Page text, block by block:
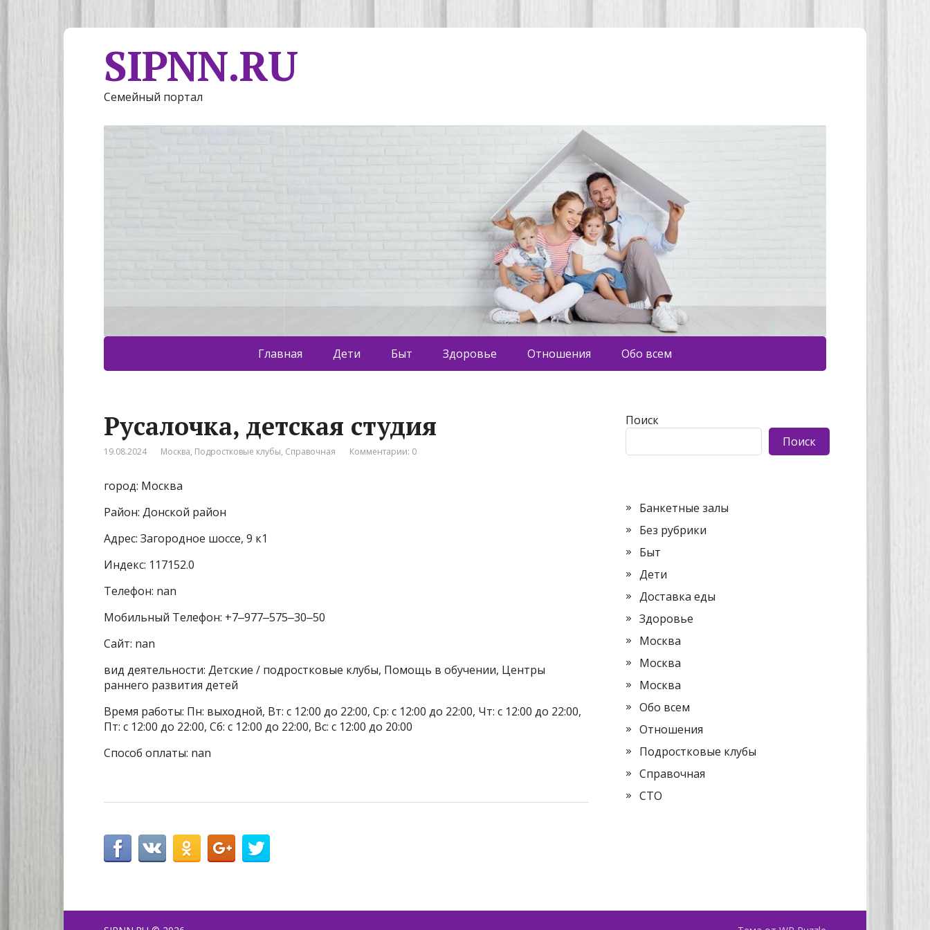
SIPNN.RU
Семейный портал
Главная Дети Быт Здоровье Отношения Обо всем
Русалочка, детская студия
19.08.2024 Москва, Подростковые клубы, Справочная Комментарии: 0
город: Москва
Район: Донской район
Адрес: Загородное шоссе, 9 к1
Индекс: 117152.0
Телефон: nan
Мобильный Телефон: +7‒977‒575‒30‒50
Сайт: nan
вид деятельности: Детские / подростковые клубы, Помощь в обучении, Центры
раннего развития детей
Время работы: Пн: выходной, Вт: с 12:00 до 22:00, Ср: с 12:00 до 22:00, Чт: с 12:00 до 22:00,
Пт: с 12:00 до 22:00, Сб: с 12:00 до 22:00, Вс: с 12:00 до 20:00
Способ оплаты: nan
Поиск
Поиск
Банкетные залы
Без рубрики
Быт
Дети
Доставка еды
Здоровье
Москва
Москва
Москва
Обо всем
Отношения
Подростковые клубы
Справочная
СТО